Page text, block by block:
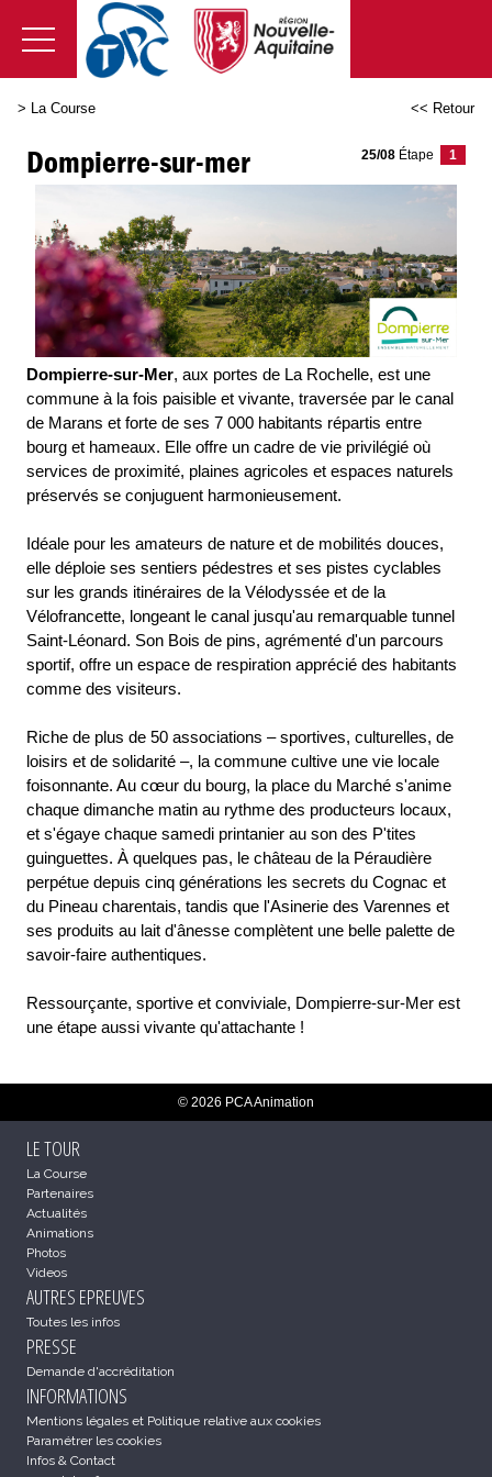
> La Course << Retour
25/08 Étape 1
Dompierre-sur-mer
Dompierre-sur-Mer, aux portes de La Rochelle, est une
commune à la fois paisible et vivante, traversée par le canal
de Marans et forte de ses 7 000 habitants répartis entre
bourg et hameaux. Elle offre un cadre de vie privilégié où
services de proximité, plaines agricoles et espaces naturels
préservés se conjuguent harmonieusement.
Idéale pour les amateurs de nature et de mobilités douces,
elle déploie ses sentiers pédestres et ses pistes cyclables
sur les grands itinéraires de la Vélodyssée et de la
Vélofrancette, longeant le canal jusqu'au remarquable tunnel
Saint-Léonard. Son Bois de pins, agrémenté d'un parcours
sportif, offre un espace de respiration apprécié des habitants
comme des visiteurs.
Riche de plus de 50 associations – sportives, culturelles, de
loisirs et de solidarité –, la commune cultive une vie locale
foisonnante. Au cœur du bourg, la place du Marché s'anime
chaque dimanche matin au rythme des producteurs locaux,
et s'égaye chaque samedi printanier au son des P'tites
guinguettes. À quelques pas, le château de la Péraudière
perpétue depuis cinq générations les secrets du Cognac et
du Pineau charentais, tandis que l'Asinerie des Varennes et
ses produits au lait d'ânesse complètent une belle palette de
savoir-faire authentiques.
Ressourçante, sportive et conviviale, Dompierre-sur-Mer est
une étape aussi vivante qu'attachante !
© 2026 PCA Animation
LE TOUR
La Course
Partenaires
Actualités
Animations
Photos
Videos
AUTRES EPREUVES
Toutes les infos
PRESSE
Demande d'accréditation
INFORMATIONS
Mentions légales et Politique relative aux cookies
Paramétrer les cookies
Infos & Contact